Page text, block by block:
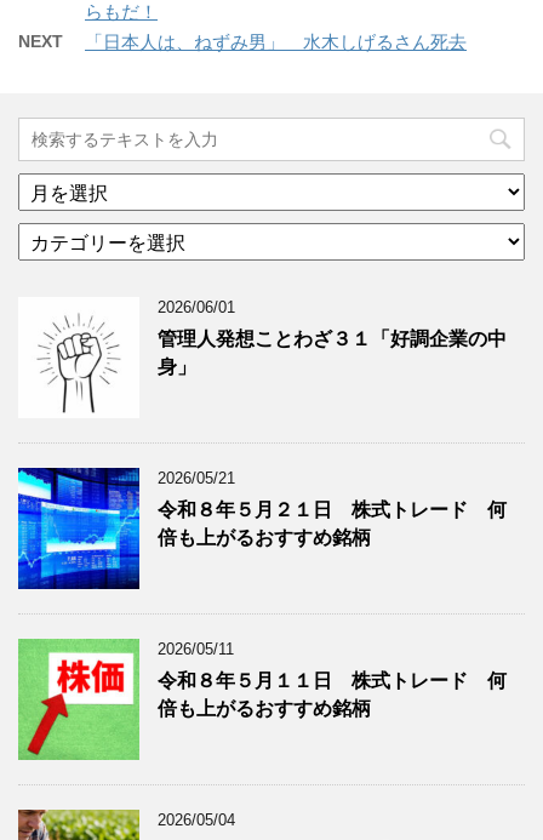
らもだ！
NEXT 「日本人は、ねずみ男」 水木しげるさん死去
ア
ー
イ
グ
記
事
を
表
示
テ
ー
グ
記
事
を
表
示
2026/06/01
管理人発想ことわざ３１「好調企業の中
身」
2026/05/21
令和８年５月２１日 株式トレード 何
倍も上がるおすすめ銘柄
2026/05/11
令和８年５月１１日 株式トレード 何
倍も上がるおすすめ銘柄
2026/05/04